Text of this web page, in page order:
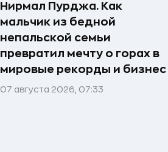
Нирмал Пурджа. Как
мальчик из бедной
непальской семьи
превратил мечту о горах в
мировые рекорды и бизнес
07 августа 2026, 07:33